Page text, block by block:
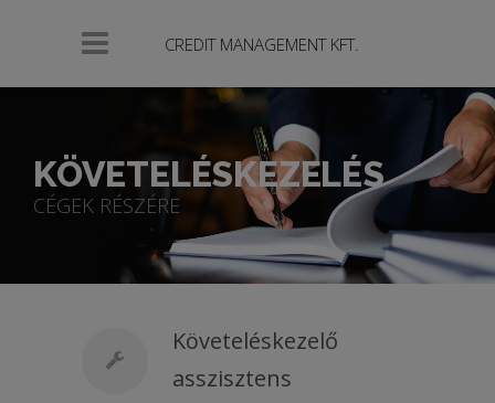
kezdéssel.
90%-
CREDIT MANAGEMENT KFT.
KÖVETELÉSKEZELÉS
CÉGEK RÉSZÉRE
Követeléskezelő
asszisztens